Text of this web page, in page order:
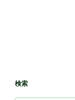
検索